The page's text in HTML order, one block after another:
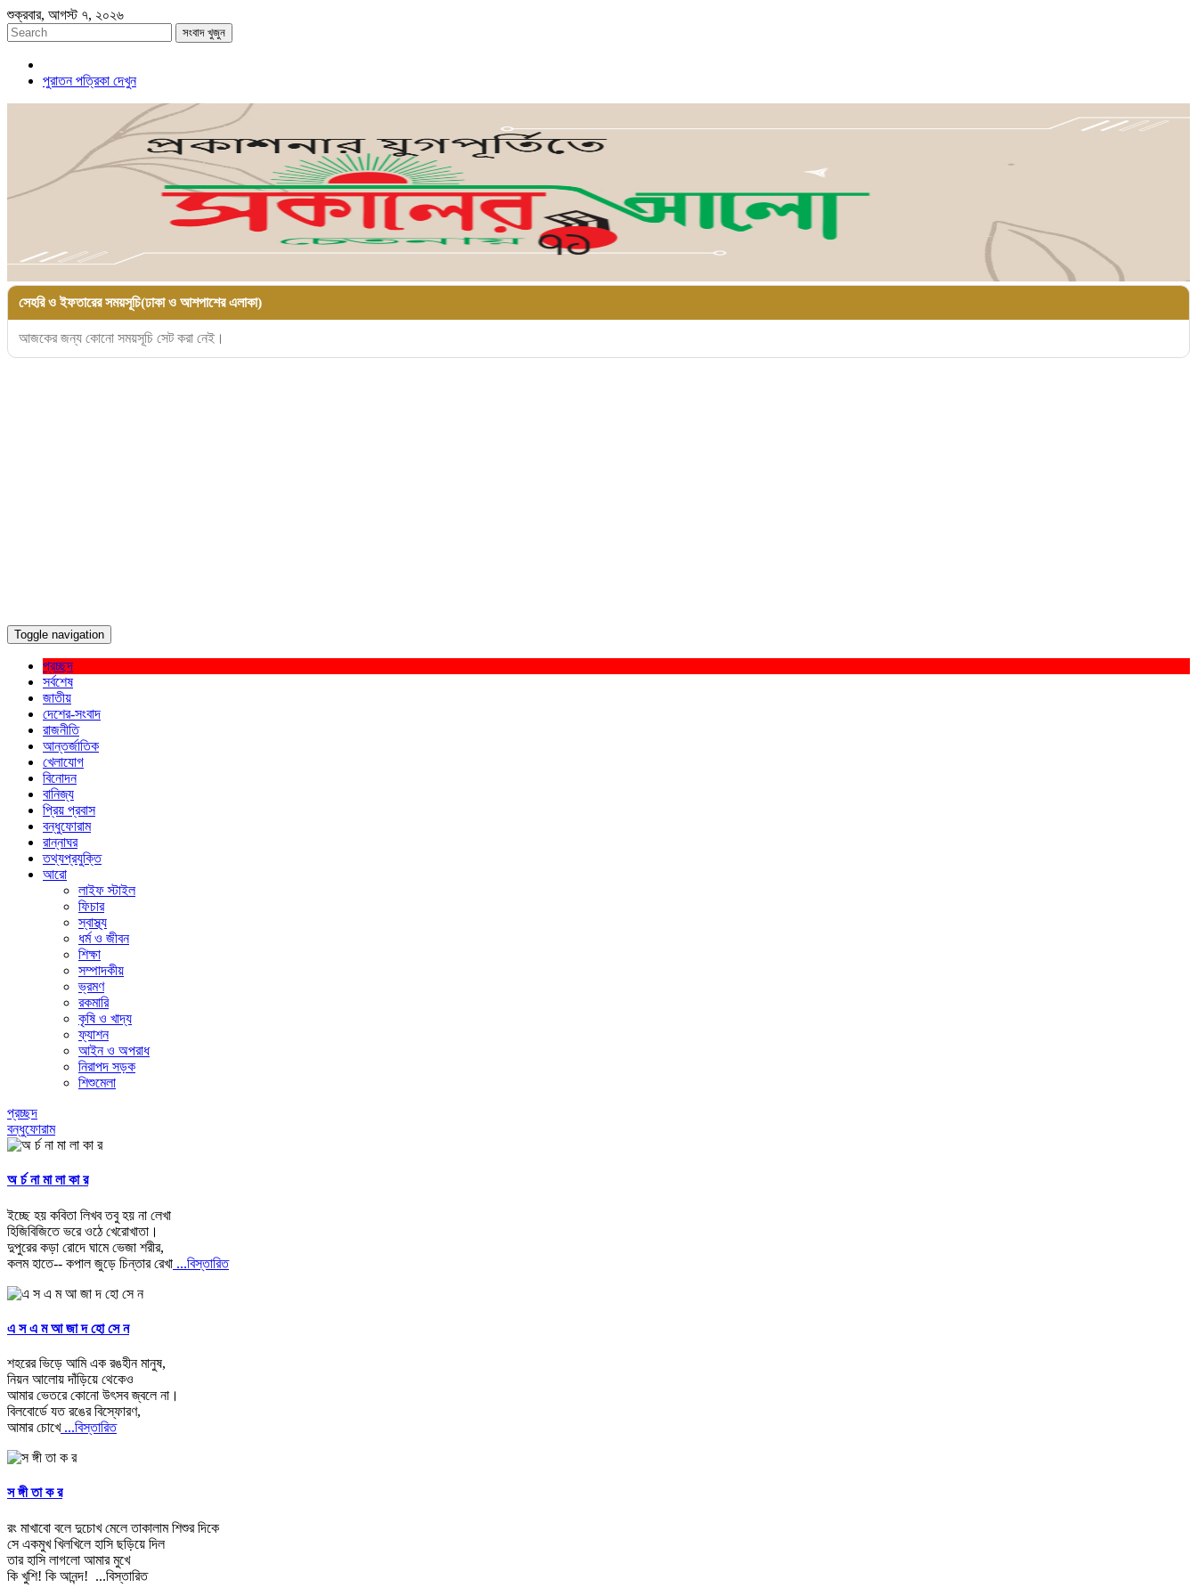
শুক্রবার, আগস্ট ৭, ২০২৬
সংবাদ খুজুন
পুরাতন পত্রিকা দেখুন
সেহরি ও ইফতারের সময়সূচি(ঢাকা ও আশপাশের এলাকা)
আজকের জন্য কোনো সময়সূচি সেট করা নেই।
Toggle navigation
প্রচ্ছদ
সর্বশেষ
জাতীয়
দেশের-সংবাদ
রাজনীতি
আন্তর্জাতিক
খেলাযোগ
বিনোদন
বানিজ্য
প্রিয় প্রবাস
বন্ধুফোরাম
রান্নাঘর
তথ্যপ্রযুক্তি
আরো
লাইফ স্টাইল
ফিচার
স্বাস্থ্য
ধর্ম ও জীবন
শিক্ষা
সম্পাদকীয়
ভ্রমণ
রকমারি
কৃষি ও খাদ্য
ফ্যাশন
আইন ও অপরাধ
নিরাপদ সড়ক
শিশুমেলা
প্রচ্ছদ
বন্ধুফোরাম
অ র্চ না মা লা কা র
ইচ্ছে হয় কবিতা লিখব তবু হয় না লেখা
হিজিবিজিতে ভরে ওঠে খেরোখাতা।
দুপুরের কড়া রোদে ঘামে ভেজা শরীর,
কলম হাতে-- কপাল জুড়ে চিন্তার রেখা ...বিস্তারিত
এ স এ ম আ জা দ হো সে ন
শহরের ভিড়ে আমি এক রঙহীন মানুষ,
নিয়ন আলোয় দাঁড়িয়ে থেকেও
আমার ভেতরে কোনো উৎসব জ্বলে না।
বিলবোর্ডে যত রঙের বিস্ফোরণ,
আমার চোখে...বিস্তারিত
স ঙ্গী তা ক র
রং মাখাবো বলে দুচোখ মেলে তাকালাম শিশুর দিকে
সে একমুখ খিলখিলে হাসি ছড়িয়ে দিল
তার হাসি লাগলো আমার মুখে
কি খুশি! কি আনন্দ! ...বিস্তারিত